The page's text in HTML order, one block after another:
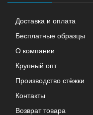
Доставка и оплата
Бесплатные образцы
О компании
Крупный опт
Производство стёжки
Контакты
Возврат товара